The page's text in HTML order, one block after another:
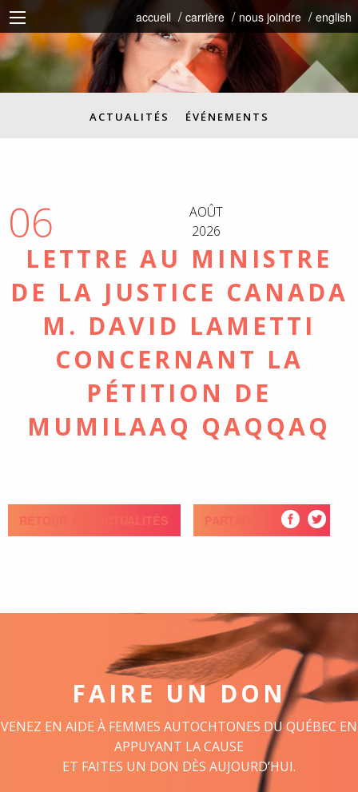
accueil carrière nous joindre english
ACTUALITÉS ÉVÉNEMENTS
06
AOÛT
2026
LETTRE AU MINISTRE
DE LA JUSTICE CANADA
M. DAVID LAMETTI
CONCERNANT LA
PÉTITION DE
MUMILAAQ QAQQAQ
RETOUR AUX ACTUALITÉS PARTAGEZ
FAIRE UN DON
VENEZ EN AIDE À FEMMES AUTOCHTONES DU QUÉBEC EN
APPUYANT LA CAUSE
ET FAITES UN DON DÈS AUJOURD’HUI.